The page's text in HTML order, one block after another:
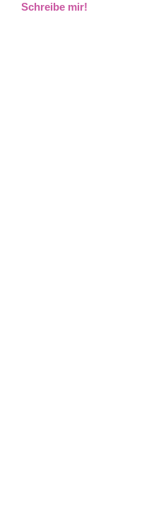
Schreibe mir!